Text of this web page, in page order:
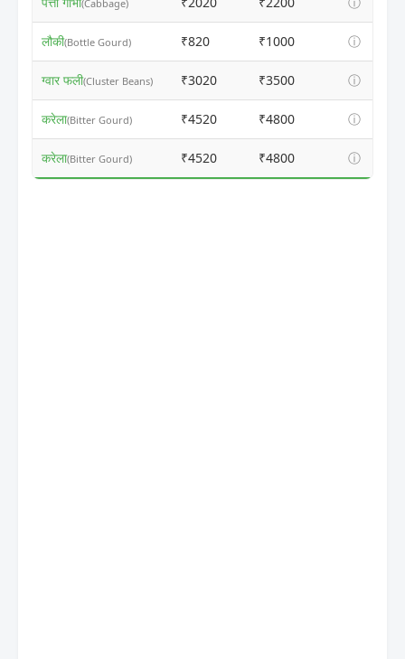
(Cabbage)
लौकी(Bottle Gourd) ₹820 ₹1000 ⓘ
ग्वार फली(Cluster Beans) ₹3020 ₹3500 ⓘ
करेला(Bitter Gourd) ₹4520 ₹4800 ⓘ
करेला(Bitter Gourd) ₹4520 ₹4800 ⓘ